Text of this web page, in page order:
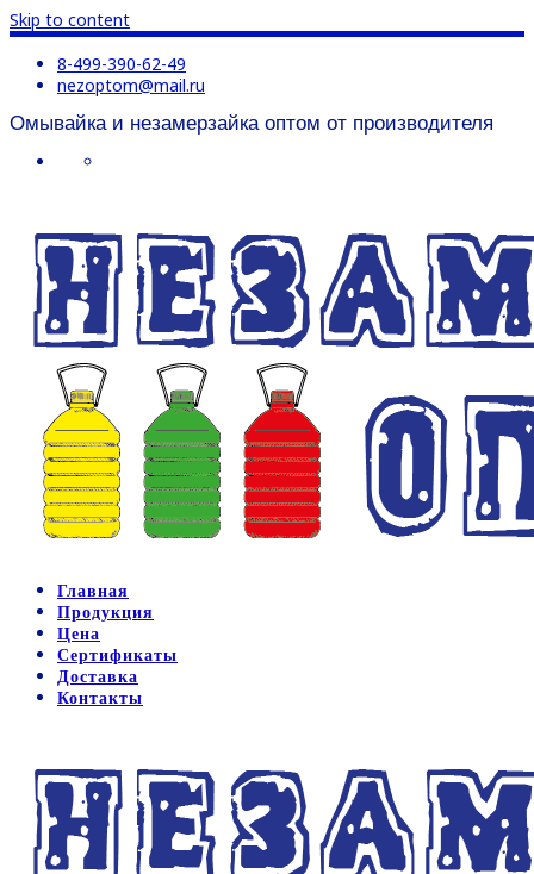
Skip to content
8-499-390-62-49
nezoptom@mail.ru
Омывайка и незамерзайка оптом от производителя
Главная
Продукция
Цена
Сертификаты
Доставка
Контакты